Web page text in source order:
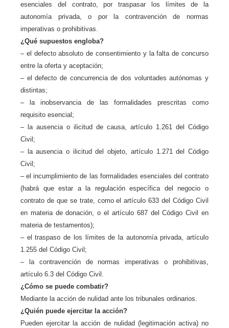
esenciales del contrato, por traspasar los límites de la
autonomía privada, o por la contravención de normas
imperativas o prohibitivas.
¿Qué supuestos engloba?
– el defecto absoluto de consentimiento y la falta de concurso
entre la oferta y aceptación;
– el defecto de concurrencia de dos voluntades autónomas y
distintas;
– la inobservancia de las formalidades prescritas como
requisito esencial;
– la ausencia o ilicitud de causa, artículo 1.261 del Código
Civil;
– la ausencia o ilicitud del objeto, artículo 1.271 del Código
Civil;
– el incumplimiento de las formalidades esenciales del contrato
(habrá que estar a la regulación específica del negocio o
contrato de que se trate, como el artículo 633 del Código Civil
en materia de donación, o el artículo 687 del Código Civil en
materia de testamentos);
– el traspaso de los límites de la autonomía privada, artículo
1.255 del Código Civil;
– la contravención de normas imperativas o prohibitivas,
artículo 6.3 del Código Civil.
¿Cómo se puede combatir?
Mediante la acción de nulidad ante los tribunales ordinarios.
¿Quién puede ejercitar la acción?
Pueden ejercitar la acción de nulidad (legitimación activa) no